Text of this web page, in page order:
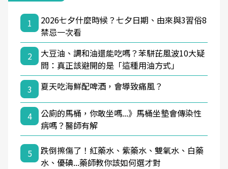
1
2026七夕什麼時候？七夕日期、由來與3習俗8
禁忌一次看
2
大豆油、調和油還能吃嗎？苯駢芘風波10大疑
問：真正該避開的是「這種用油方式」
3
夏天吃海鮮配啤酒，會導致痛風？
4
公廁的馬桶，你敢坐嗎...》馬桶坐墊會傳染性
病嗎？醫師有解
5
跌倒擦傷了！紅藥水、紫藥水、雙氧水、白藥
水、優碘...藥師教你該如何選才對